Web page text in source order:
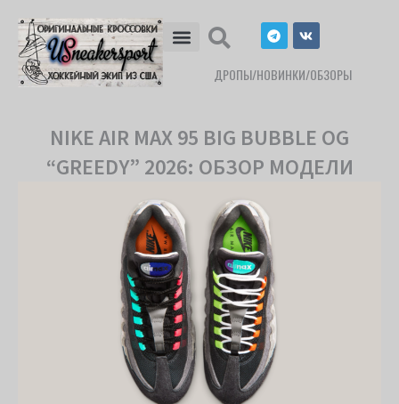
содержимому
T
e
l
e
g
V
k
ДРОПЫ/НОВИНКИ/ОБЗОРЫ
NIKE AIR MAX 95 BIG BUBBLE OG
“GREEDY” 2026: ОБЗОР МОДЕЛИ